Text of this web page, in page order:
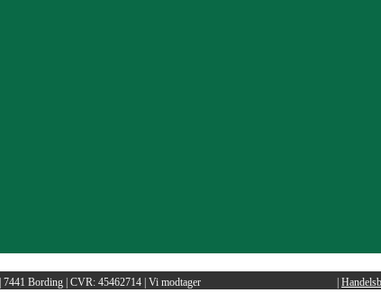
Bording | CVR: 45462714 | Vi modtager